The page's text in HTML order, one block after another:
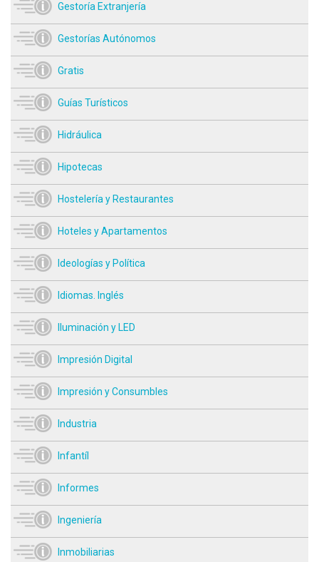
Gestoría Extranjería
Gestorías Autónomos
Gratis
Guías Turísticos
Hidráulica
Hipotecas
Hostelería y Restaurantes
Hoteles y Apartamentos
Ideologías y Política
Idiomas. Inglés
Iluminación y LED
Impresión Digital
Impresión y Consumbles
Industria
Infantíl
Informes
Ingeniería
Inmobiliarias